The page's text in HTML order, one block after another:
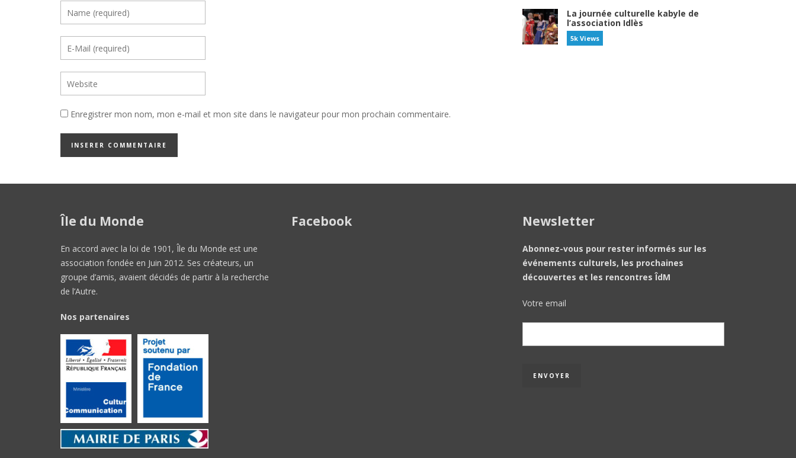
Enregistrer mon nom, mon e-mail et mon site dans le navigateur pour mon prochain commentaire.
La journée culturelle kabyle de
l’association Idlès
5k Views
Île du Monde
En accord avec la loi de 1901, Île du Monde est une
association fondée en Juin 2012. Ses créateurs, un
groupe d’amis, avaient décidés de partir à la recherche
de l’Autre.
Nos partenaires
Facebook Newsletter
Abonnez-vous pour rester informés sur les
événements culturels, les prochaines
découvertes et les rencontres ÎdM
Votre email